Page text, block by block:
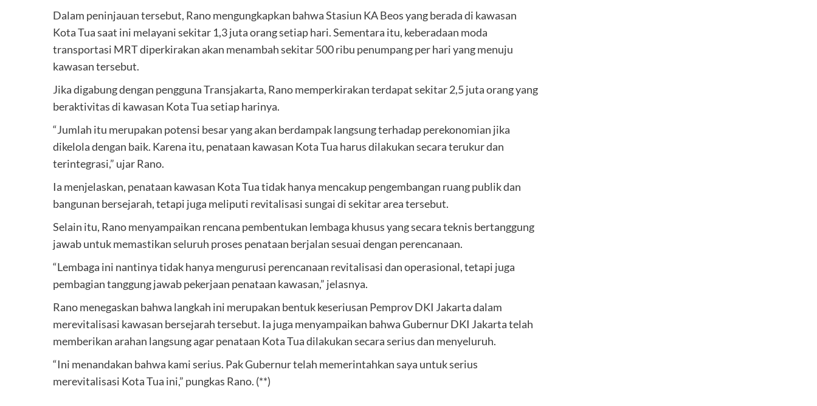
Dalam peninjauan tersebut, Rano mengungkapkan bahwa Stasiun KA Beos yang berada di kawasan
Kota Tua saat ini melayani sekitar 1,3 juta orang setiap hari. Sementara itu, keberadaan moda
transportasi MRT diperkirakan akan menambah sekitar 500 ribu penumpang per hari yang menuju
kawasan tersebut.
Jika digabung dengan pengguna Transjakarta, Rano memperkirakan terdapat sekitar 2,5 juta orang yang
beraktivitas di kawasan Kota Tua setiap harinya.
“Jumlah itu merupakan potensi besar yang akan berdampak langsung terhadap perekonomian jika
dikelola dengan baik. Karena itu, penataan kawasan Kota Tua harus dilakukan secara terukur dan
terintegrasi,” ujar Rano.
Ia menjelaskan, penataan kawasan Kota Tua tidak hanya mencakup pengembangan ruang publik dan
bangunan bersejarah, tetapi juga meliputi revitalisasi sungai di sekitar area tersebut.
Selain itu, Rano menyampaikan rencana pembentukan lembaga khusus yang secara teknis bertanggung
jawab untuk memastikan seluruh proses penataan berjalan sesuai dengan perencanaan.
“Lembaga ini nantinya tidak hanya mengurusi perencanaan revitalisasi dan operasional, tetapi juga
pembagian tanggung jawab pekerjaan penataan kawasan,” jelasnya.
Rano menegaskan bahwa langkah ini merupakan bentuk keseriusan Pemprov DKI Jakarta dalam
merevitalisasi kawasan bersejarah tersebut. Ia juga menyampaikan bahwa Gubernur DKI Jakarta telah
memberikan arahan langsung agar penataan Kota Tua dilakukan secara serius dan menyeluruh.
“Ini menandakan bahwa kami serius. Pak Gubernur telah memerintahkan saya untuk serius
merevitalisasi Kota Tua ini,” pungkas Rano. (**)